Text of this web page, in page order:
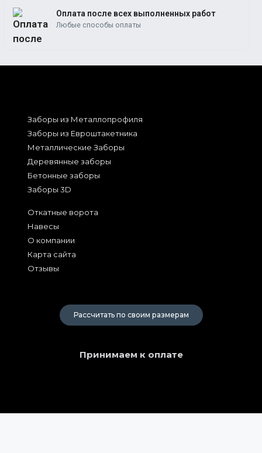
Оплата после всех выполненных работ
Любые способы оплаты
Заборы из Металлопрофиля
Заборы из Евроштакетника
Металлические Заборы
Деревянные заборы
Бетонные заборы
Заборы 3D
Откатные ворота
Навесы
О компании
Карта сайта
Отзывы
Рассчитать по своим размерам
Принимаем к оплате